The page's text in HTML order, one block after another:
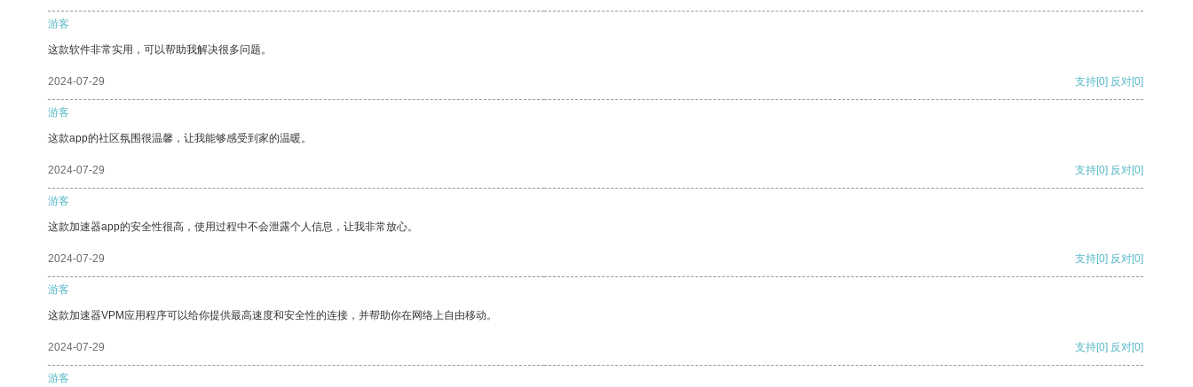
游客
这款软件非常实用，可以帮助我解决很多问题。
2024-07-29 支持[0] 反对[0]
游客
这款app的社区氛围很温馨，让我能够感受到家的温暖。
2024-07-29 支持[0] 反对[0]
游客
这款加速器app的安全性很高，使用过程中不会泄露个人信息，让我非常放心。
2024-07-29 支持[0] 反对[0]
游客
这款加速器VPM应用程序可以给你提供最高速度和安全性的连接，并帮助你在网络上自由移动。
2024-07-29 支持[0] 反对[0]
游客